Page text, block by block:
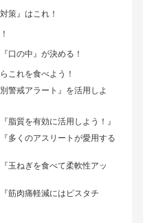
策』はこれ！
口の中』が決める！
これを食べよう！
警戒アラート』を活用しよ
脂質を有効に活用しよう！』
多くのアスリートが愛用する
玉ねぎを食べて柔軟性アッ
筋肉痛軽減にはピスタチ